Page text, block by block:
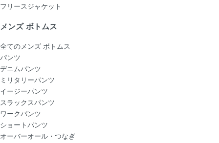
フリースジャケット
メンズ ボトムス
全てのメンズ ボトムス
パンツ
デニムパンツ
ミリタリーパンツ
イージーパンツ
スラックスパンツ
ワークパンツ
ショートパンツ
オーバーオール・つなぎ